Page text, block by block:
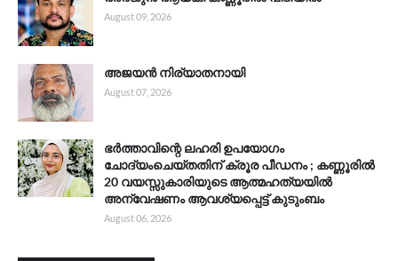
August 09, 2026
അജയൻ നിര്യാതനായി
August 07, 2026
ഭർത്താവിന്റെ ലഹരി ഉപയോഗം
ചോദ്യംചെയ്തതിന് ക്രൂര പീഡനം ; കണ്ണൂരിൽ
20 വയസ്സുകാരിയുടെ ആത്മഹത്യയിൽ
അന്വേഷണം ആവശ്യപ്പെട്ട് കുടുംബം
August 06, 2026